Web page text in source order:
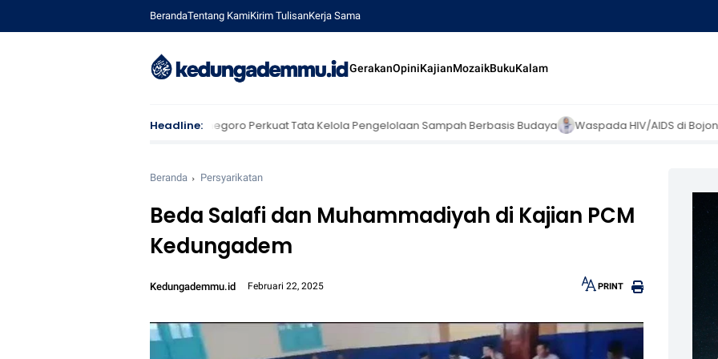
BerandaTentang KamiKirim TulisanKerja Sama
GerakanOpiniKajianMozaikBukuKalam
Headline:
Sektor di Bojonegoro Perkuat Tata Kelola Pengelolaan Sampah Berbasis Budaya Waspada HIV/AIDS di Bojonegoro: Ribuan
Beranda Persyarikatan
Beda Salafi dan Muhammadiyah di Kajian PCM
Kedungadem
Kedungademmu.id Februari 22, 2025
Font size: 30px
PRINT